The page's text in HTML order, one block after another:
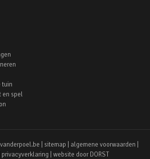
tuin
en spel
| sitemap algemene voorwaarden
privacyverklaring | website door DORST